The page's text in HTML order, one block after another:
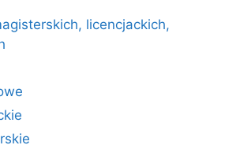
licencjackich,